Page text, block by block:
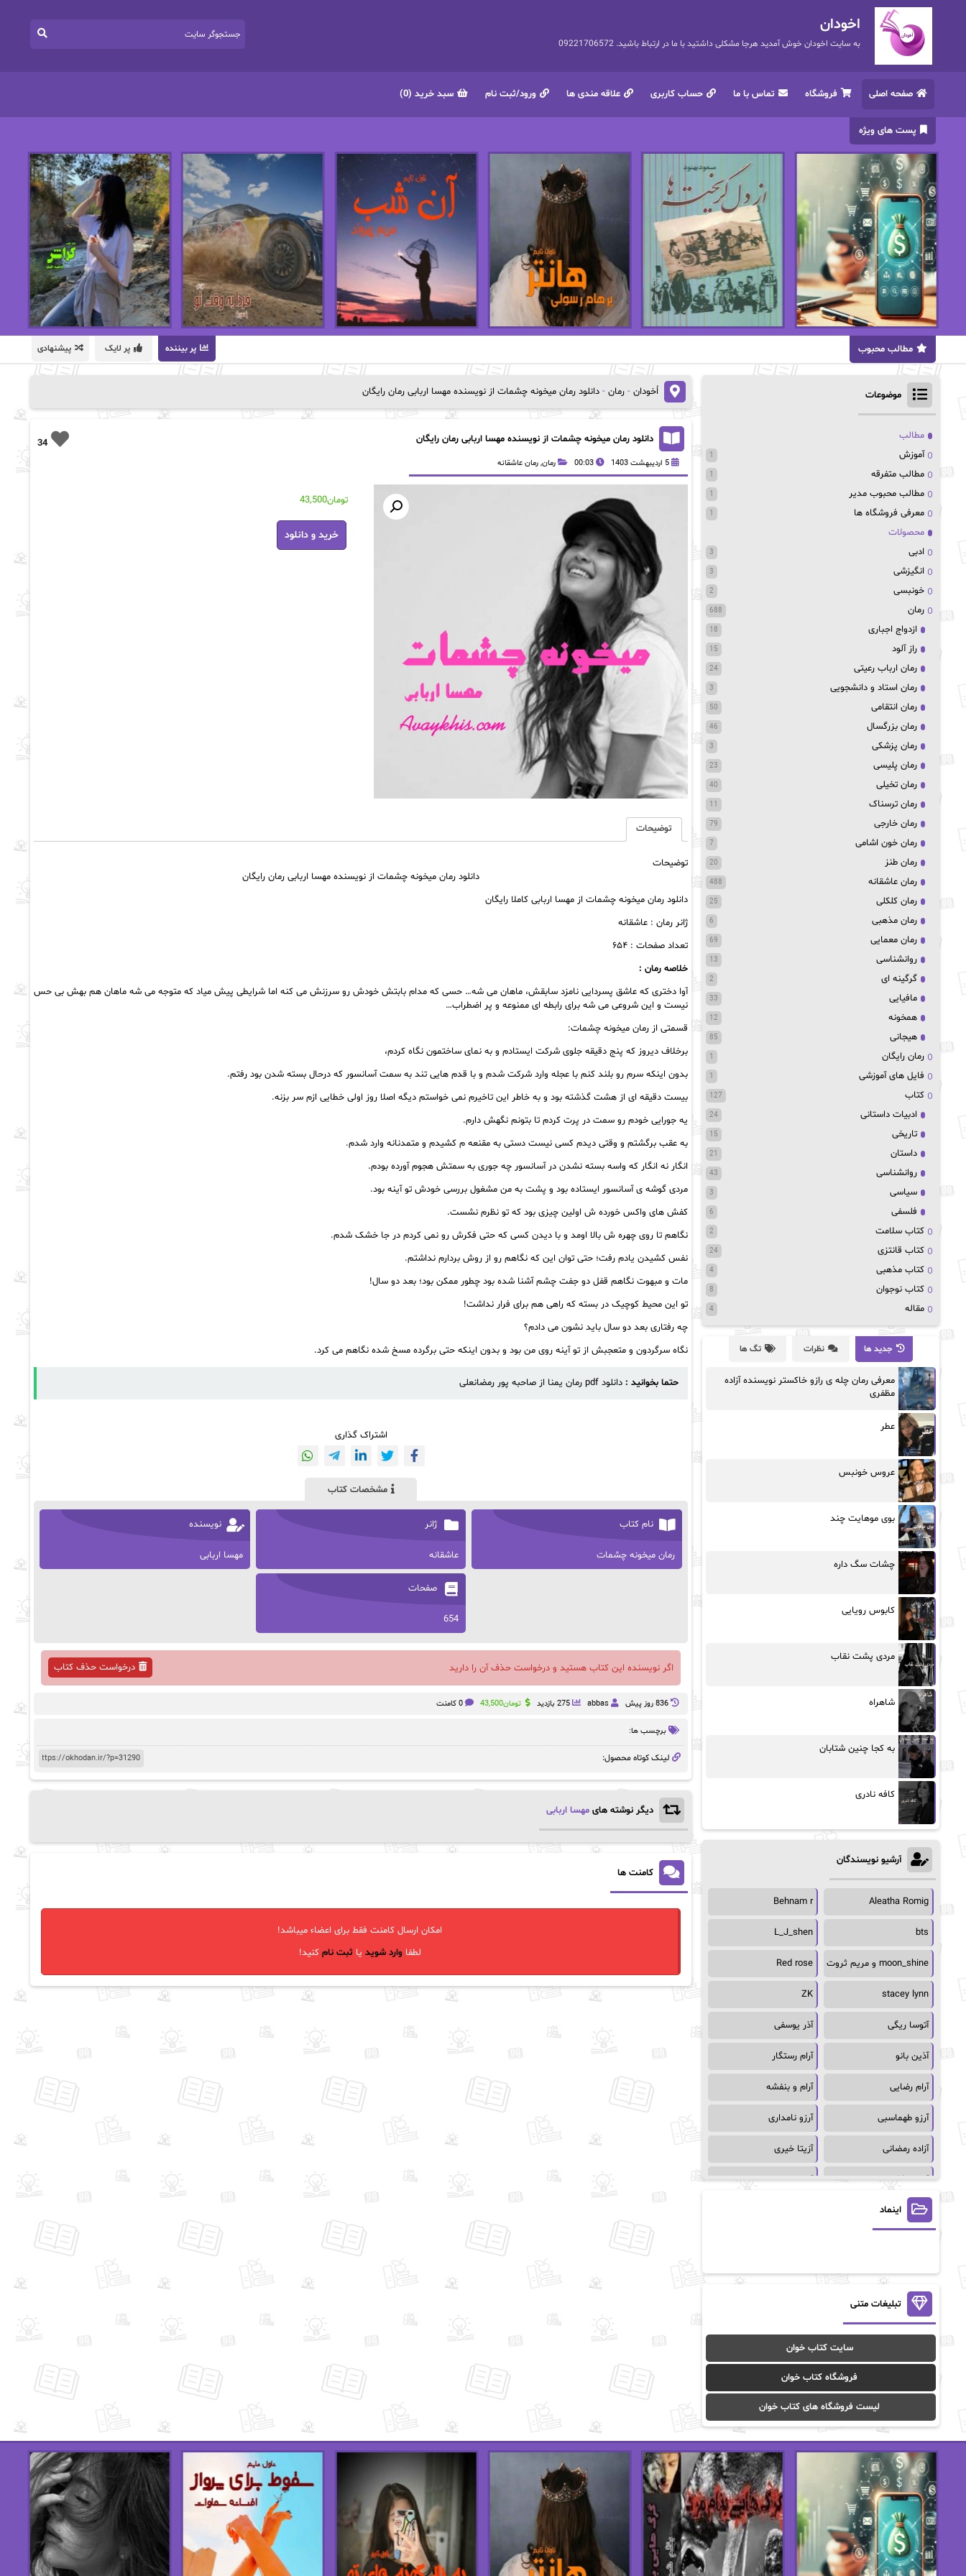
اخودان
به سایت اخودان خوش آمدید هرجا مشکلی داشتید با ما در ارتباط باشید. 09221706572
صفحه اصلی فروشگاه تماس با ما حساب کاربری علاقه مندی ها ورود/ثبت نام سبد خرید (0)
پست های ویژه
پر بیننده پر لایک پیشنهادی مطالب محبوب
اُخودان - رمان - دانلود رمان میخونه چشمات از نویسنده مهسا اربابی رمان رایگان
34 دانلود رمان میخونه چشمات از نویسنده مهسا اربابی رمان رایگان
5 اردیبهشت 1403 00:03 رمان, رمان عاشقانه
تومان43,500
دانلود
رمان
میخونه
خرید و دانلود
توضیحات
توضیحات
دانلود رمان میخونه چشمات از نویسنده مهسا اربابی رمان رایگان
دانلود رمان میخونه چشمات از مهسا اربابی کاملا رایگان
ژانر رمان : عاشقانه
تعداد صفحات : ۶۵۴
خلاصه رمان :
آوا دختری که عاشق پسردایی نامزد سابقش، ماهان می شه… حسی که مدام بابتش خودش رو سرزنش می کنه اما شرایطی پیش میاد که متوجه می شه ماهان هم بهش بی حس
نیست و این شروعی می شه برای رابطه ای ممنوعه و پر اضطراب…
قسمتی از رمان میخونه چشمات:
برخلاف دیروز که پنج دقیقه جلوی شرکت ایستادم و به نمای ساختمون نگاه کردم،
بدون اینکه سرم رو بلند کنم با عجله وارد شرکت شدم و با قدم هایی تند به سمت آسانسور که درحال بسته شدن بود رفتم.
بیست دقیقه ای از هشت گذشته بود و به خاطر این تاخیرم نمی خواستم دیگه اصلا روز اولی خطایی ازم سر بزنه.
یه جورایی خودم رو سمت در پرت کردم تا بتونم نگهش دارم.
به عقب برگشتم و وقتی دیدم کسی نیست دستی به مقنعه م کشیدم و متمدنانه وارد شدم.
انگار نه انگار که واسه بسته نشدن در آسانسور چه جوری به سمتش هجوم آورده بودم.
مردی گوشه ی آسانسور ایستاده بود و پشت به من مشغول بررسی خودش تو آینه بود.
کفش های واکس خورده ش اولین چیزی بود که تو نظرم نشست.
نگاهم تا روی چهره ش بالا اومد و با دیدن کسی که حتی فکرش رو نمی کردم در جا خشک شدم.
نفس کشیدن یادم رفت؛ حتی توان این که نگاهم رو از روش بردارم نداشتم.
مات و مبهوت نگاهم قفل دو جفت چشم آشنا شده بود چطور ممکن بود؛ بعد دو سال!
تو این محیط کوچیک در بسته که راهی هم برای فرار نداشت!
چه رفتاری بعد دو سال باید نشون می دادم؟
نگاه سرگردون و متعجبش از تو آینه روی من بود و بدون اینکه حتی برگرده مسخ شده نگاهم می کرد.
حتما بخوانید : دانلود pdf رمان یمنا از صاحبه پور رمضانعلی
اشتراک گذاری
مشخصات کتاب
نام کتاب
رمان میخونه چشمات
ژانر
عاشقانه
نویسنده
مهسا اربابی
صفحات
654
اگر نویسنده این کتاب هستید و درخواست حذف آن را دارید درخواست حذف کتاب
836 روز پيش abbas 275 بازدید تومان43,500 0 کامنت
برچسب ها:
لینک کوتاه محصول:
دیگر نوشته های مهسا اربابی
کامنت ها
امکان ارسال کامنت فقط برای اعضاء میباشد!
لطفاوارد شوید یاثبت نام کنید!
موضوعات
مطالب
آموزش
1
مطالب متفرقه 1
مطالب محبوب مدیر 1
معرفی فروشگاه ها 1
محصولات
ادبی
3
انگیزشی 3
خونبسی 2
رمان 688
ازدواج اجباری 18
راز آلود 15
رمان ارباب رعیتی 24
رمان استاد و دانشجویی 3
رمان انتقامی 50
رمان بزرگسال 46
رمان پزشکی 3
رمان پلیسی 23
رمان تخیلی 40
رمان ترسناک 11
رمان خارجی 79
رمان خون اشامی 7
رمان طنز 20
رمان عاشقانه 488
رمان کلکلی 25
رمان مذهبی 6
رمان معمایی 69
روانشناسی 13
گرگینه ای 2
مافیایی 33
همخونه 12
هیجانی 85
رمان رایگان 1
فایل های آموزشی 1
کتاب 127
ادبیات داستانی 24
تاریخی 15
داستان 21
روانشناسی 43
سیاسی 3
فلسفی 6
کتاب سلامت 2
کتاب قانتزی 24
کتاب مذهبی 4
کتاب نوجوان 8
مقاله 4
جدید ها نظرات تگ ها
معرفی رمان چله ی رازو خاکستر نویسنده آزاده
مظفری
عطر
عروس خونبس
بوی موهایت چند
چشات سگ داره
کابوس رویایی
مردی پشت نقاب
شاهراه
به کجا چنین شتابان
کافه نادری
آرشیو نویسندگان
Aleatha Romig
Behnam r
bts
L_J_shen
moon_shine و مریم ثروت Red rose
stacey lynn
ZK
آتوسا ریگی آذر یوسفی
آذین بانو آرام رستگار
آرام رضایی آرام و بنفشه
آرزو طهماسبی آرزو نامداری
آزاده رمضانی آزیتا خیری
آسمان64 آسمان۶۵
آسیه احمدی
آن ماری سلینکو آنا تاد
آنالیا
آوا موسوی آیدا (Aixi)
آیدا باقری آیسان صادقی
ا_اصغر زاده ا_اصغرزاده
اریک مورگنشترن از نیلوفر لاری
استفانی مهیر استل مسکم
اسما کافی اصغر زاده
افسانه سماوات اکرم محمدی
ال جی اسمیت الف صاد
اینماد
تبلیغات متنی
سایت کتاب خوان
فروشگاه کتاب خوان
لیست فروشگاه های کتاب خوان